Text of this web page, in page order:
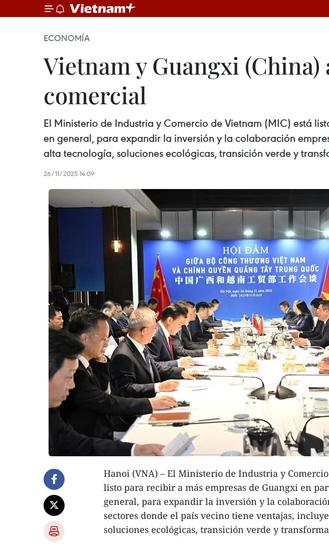
ECONOMÍA
Vietnam y Guangxi
comercial
El Ministerio de Industria y Comercio de Vietnam (MIC) está
en general, para expandir la inversión y la colaboración
alta tecnología, soluciones ecológicas, transición verde y
26/11/2025 14:09
Hanoi (VNA) – El Ministerio de Industria y
listo para recibir a más empresas de Guangxi en
general, para expandir la inversión y la
sectores donde el país vecino tiene ventajas,
soluciones ecológicas, transición verde y